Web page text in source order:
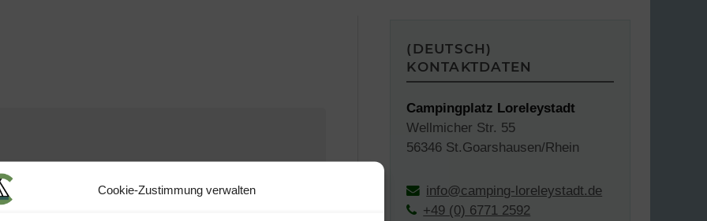
Cookie-Zustimmung verwalten
(DEUTSCH)
KONTAKTDATEN
Campingplatz Loreleystadt
Wellmicher Str. 55
56346 St.Goarshausen/Rhein
info@camping-loreleystadt.de
+49 (0) 6771 2592